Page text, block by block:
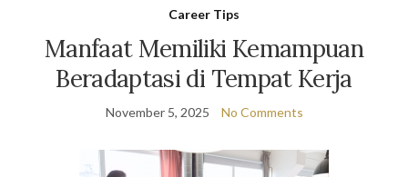
Career Tips
Manfaat Memiliki Kemampuan
Beradaptasi di Tempat Kerja
November 5, 2025 No Comments